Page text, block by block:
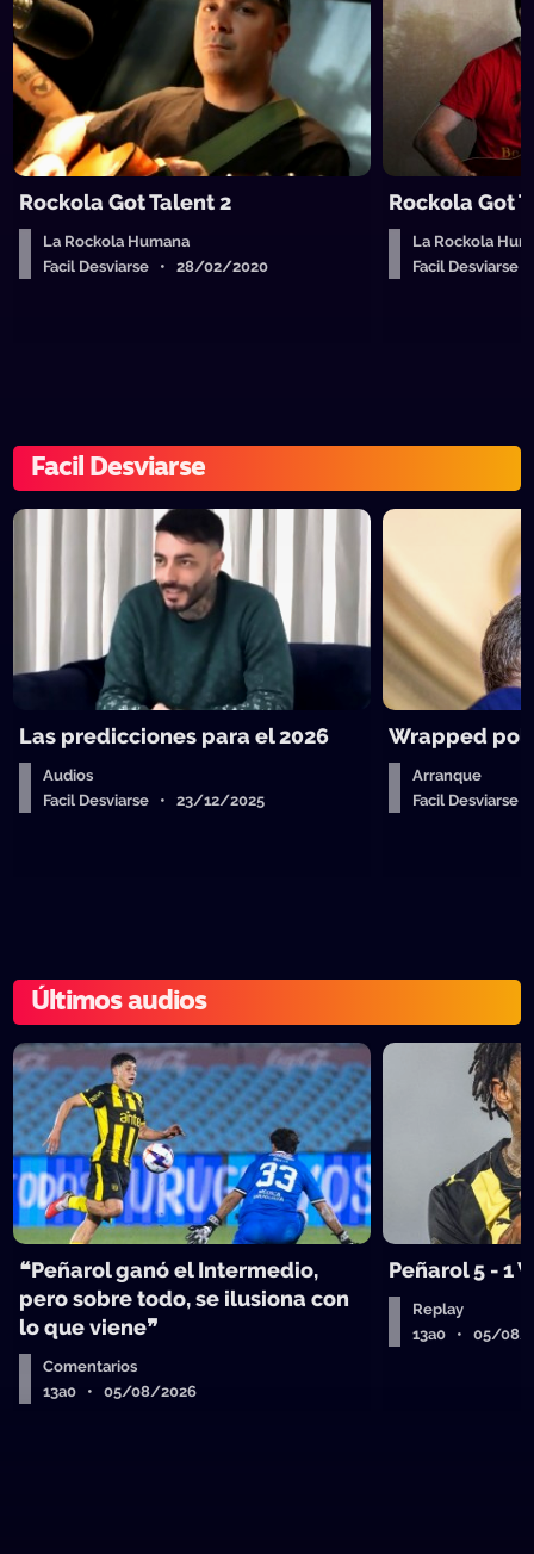
Rockola Got Talent 2
La Rockola Humana
Facil Desviarse • 28/02/2020
Rockola Got
La Rockola
Facil
Facil Desviarse
Las predicciones para el 2026
Audios
Facil Desviarse • 23/12/2025
Wrapped
Arranque
Facil
Últimos audios
❝Peñarol ganó el Intermedio,
pero sobre todo, se ilusiona con
lo que viene❞
Comentarios
13a0 • 05/08/2026
Peñarol 5 - 1
Replay
13a0 • 05/08/